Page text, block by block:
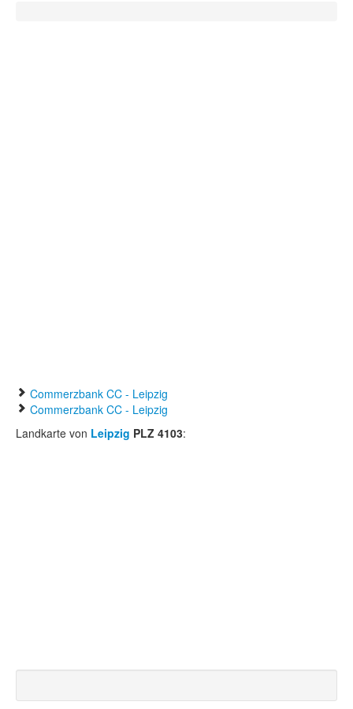
Commerzbank CC - Leipzig
Commerzbank CC - Leipzig
Landkarte von Leipzig PLZ 4103: